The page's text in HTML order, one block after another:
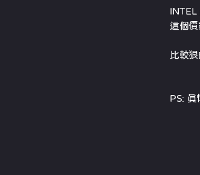
INTEL
這個
比較
PS: 真